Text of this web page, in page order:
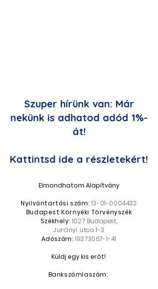
Szuper hírünk van: Már
nekünk is adhatod adód 1%-
át!
Kattintsd ide a részletekért!
Elmondhatom Alapítvány
Nyilvántartási szám: 13-01-0004432
Budapest Környéki Törvényszék
Székhely: 1027 Budapest,
Jurányi utca 1-3
Adószám:19373067-1-41
Küldj egy kis erőt!
Bankszámlaszám: